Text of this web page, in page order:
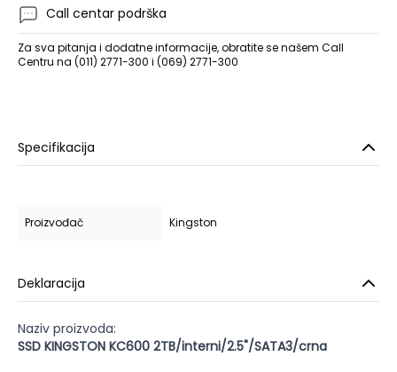
Call centar podrška
Za sva pitanja i dodatne informacije, obratite se našem Call
Centru na (011) 2771-300 i (069) 2771-300
Specifikacija
Proizvođač Kingston
Deklaracija
Naziv proizvoda:
SSD KINGSTON KC600 2TB/interni/2.5"/SATA3/crna